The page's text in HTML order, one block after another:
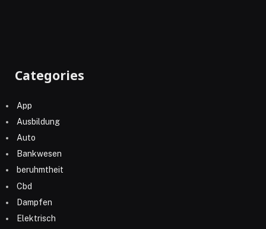
Categories
App
Ausbildung
Auto
Bankwesen
beruhmtheit
Cbd
Dampfen
Elektrisch